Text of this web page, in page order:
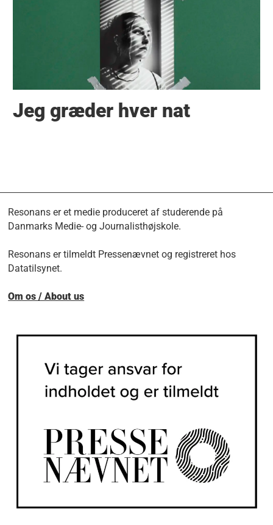
Jeg græder hver nat
Resonans er et medie produceret af studerende på
Danmarks Medie- og Journalisthøjskole.
Resonans er tilmeldt Pressenævnet og registreret hos
Datatilsynet.
Om os / About us